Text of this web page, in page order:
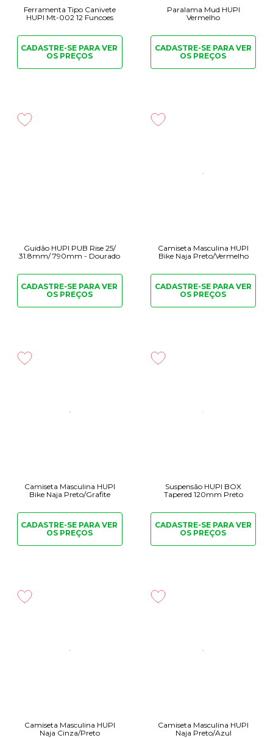
Ferramenta Tipo Canivete
HUPI Mt-002 12 Funcoes
CADASTRE-SE PARA VER
OS PREÇOS
Paralama Mud HUPI
Vermelho
CADASTRE-SE PARAVER
OS PREÇOS
Guidão HUPI PUB Rise 25/
31.8mm/ 790mm - Dourado
CADASTRE-SE PARA VER
OS PREÇOS
Camiseta Masculina HUPI
Bike Naja Preto/Vermelho
CADASTRE-SE PARAVER
OS PREÇOS
Camiseta Masculina HUPI
Bike Naja Preto/Grafite
CADASTRE-SE PARA VER
OS PREÇOS
Suspensão HUPI BOX
Tapered 120mm Preto
CADASTRE-SE PARAVER
OS PREÇOS
Camiseta Masculina HUPI
Naja Cinza/Preto
Camiseta Masculina HUPI
Naja Preto/Azul